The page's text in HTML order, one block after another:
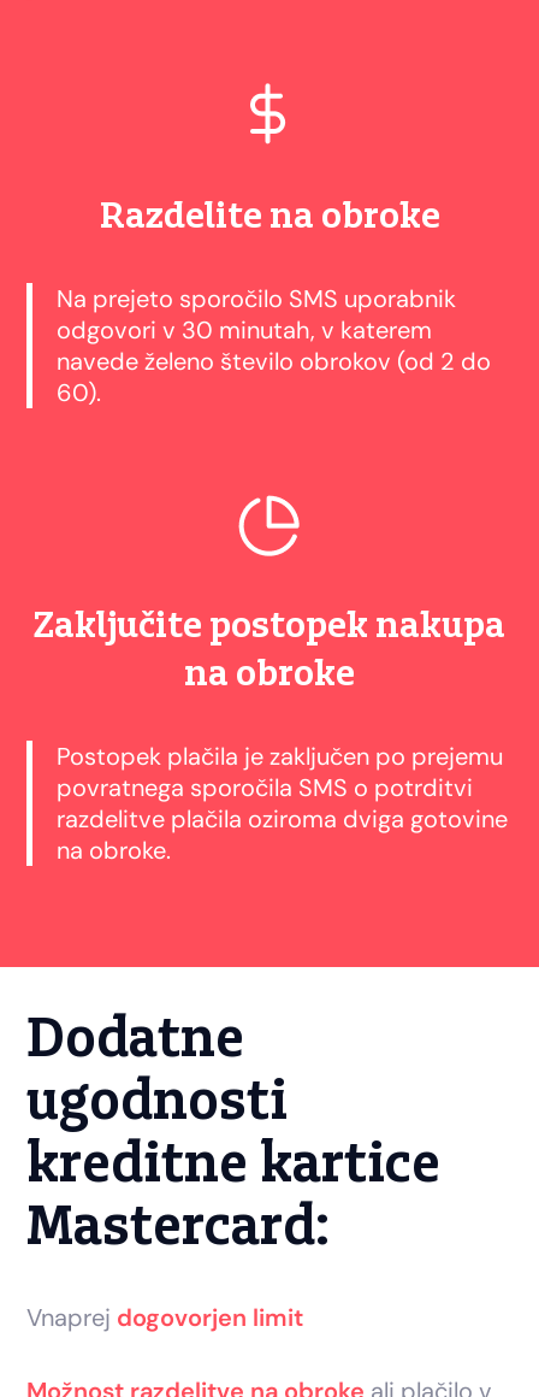
Razdelite na obroke
Na prejeto sporočilo SMS uporabnik
odgovori v 30 minutah, v katerem
navede želeno število obrokov (od 2 do
60).
Zaključite postopek nakupa
na obroke
Postopek plačila je zaključen po prejemu
povratnega sporočila SMS o potrditvi
razdelitve plačila oziroma dviga gotovine
na obroke.
Dodatne
ugodnosti
kreditne kartice
Mastercard:
Vnaprej dogovorjen limit